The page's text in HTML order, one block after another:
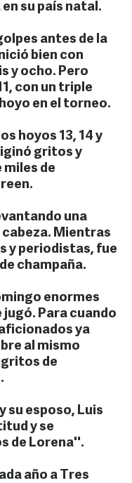
su país natal.
antes de la
bien con
y ocho. Pero
con un triple
en el torneo.
hoyos 13, 14 y
gritos y
de
una
cabeza. Mientras
y periodistas, fue
champaña.
enormes
Para cuando
ya
al mismo
de
su esposo, Luis
y se
de Lorena''.
año a Tres